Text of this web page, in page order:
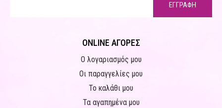
ΕΓΓΡΑΦΗ
ONLINE ΑΓΟΡΕΣ
Ο λογαριασμός μου
Οι παραγγελίες μου
Το καλάθι μου
Τα αγαπημένα μου